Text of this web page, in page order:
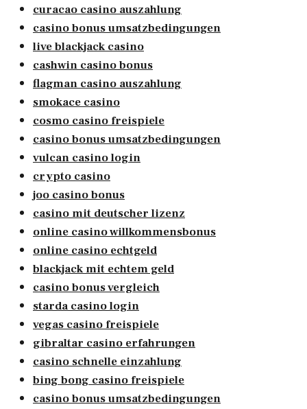
curacao casino auszahlung
casino bonus umsatzbedingungen
live blackjack casino
cashwin casino bonus
flagman casino auszahlung
smokace casino
cosmo casino freispiele
casino bonus umsatzbedingungen
vulcan casino login
crypto casino
joo casino bonus
casino mit deutscher lizenz
online casino willkommensbonus
online casino echtgeld
blackjack mit echtem geld
casino bonus vergleich
starda casino login
vegas casino freispiele
gibraltar casino erfahrungen
casino schnelle einzahlung
bing bong casino freispiele
casino bonus umsatzbedingungen